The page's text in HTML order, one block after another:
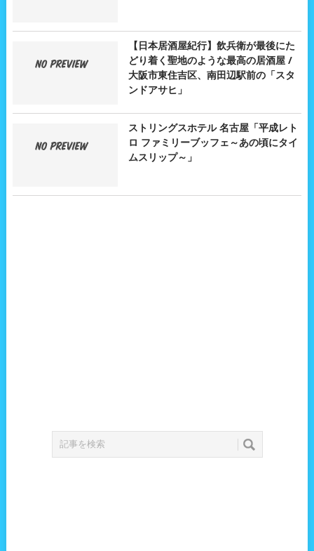
【日本居酒屋紀行】飲兵衛が最後にた
どり着く聖地のような最高の居酒屋 /
大阪市東住吉区、南田辺駅前の「スタ
ンドアサヒ」
ストリングスホテル 名古屋「平成レト
ロ ファミリーブッフェ～あの頃にタイ
ムスリップ～」